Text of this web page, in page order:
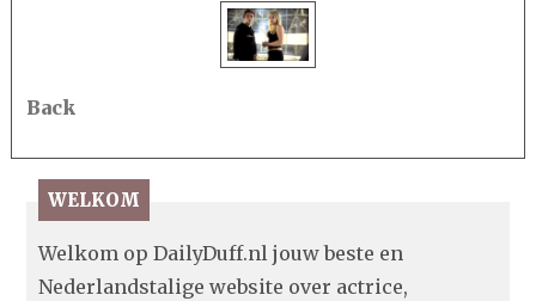
Back
WELKOM
Welkom op DailyDuff.nl jouw beste en
Nederlandstalige website over actrice,